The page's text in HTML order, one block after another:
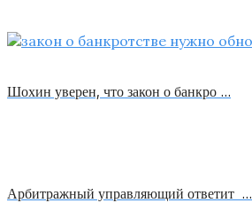
Шохин уверен, что закон о банкро …
Арбитражный управляющий ответит …